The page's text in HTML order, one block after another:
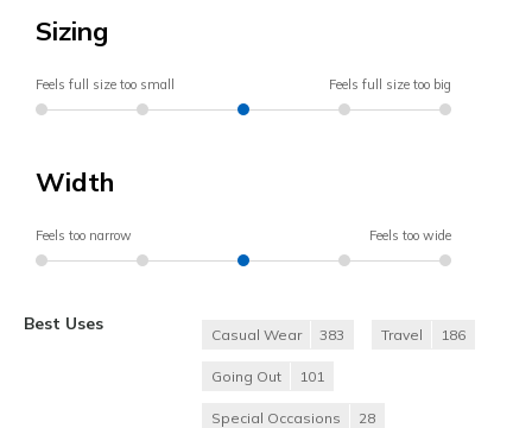
Sizing
Feels full size too small Feels full size too big
Width
Feels too narrow Feels too wide
Best Uses
Casual Wear 383 Travel 186
Going Out 101
Special Occasions 28